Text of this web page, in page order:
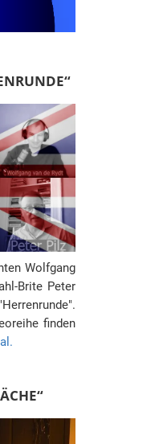
Wolfgang
Brite Peter
finden